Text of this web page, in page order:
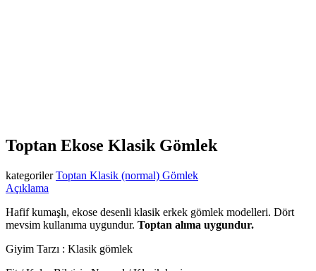
Toptan Ekose Klasik Gömlek
kategoriler Toptan Klasik (normal) Gömlek
Açıklama
Hafif kumaşlı, ekose desenli klasik erkek gömlek modelleri. Dört
mevsim kullanıma uygundur. Toptan alıma uygundur.
Giyim Tarzı : Klasik gömlek